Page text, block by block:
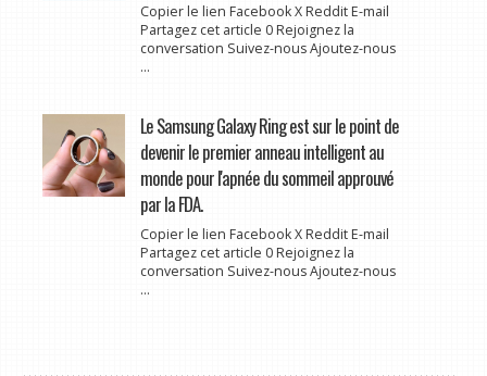
Copier le lien Facebook X Reddit E-mail
Partagez cet article 0 Rejoignez la
conversation Suivez-nous Ajoutez-nous
...
Le Samsung Galaxy Ring est sur le point de
devenir le premier anneau intelligent au
monde pour l'apnée du sommeil approuvé
par la FDA.
Copier le lien Facebook X Reddit E-mail
Partagez cet article 0 Rejoignez la
conversation Suivez-nous Ajoutez-nous
...